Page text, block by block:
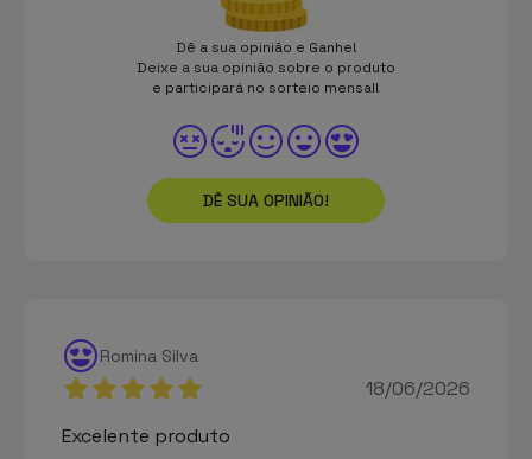
Dê a sua opinião e Ganhe!
Deixe a sua opinião sobre o produto
e participará no sorteio mensal!
DÊ SUA OPINIÃO!
Romina Silva
18/06/2026
Excelente produto